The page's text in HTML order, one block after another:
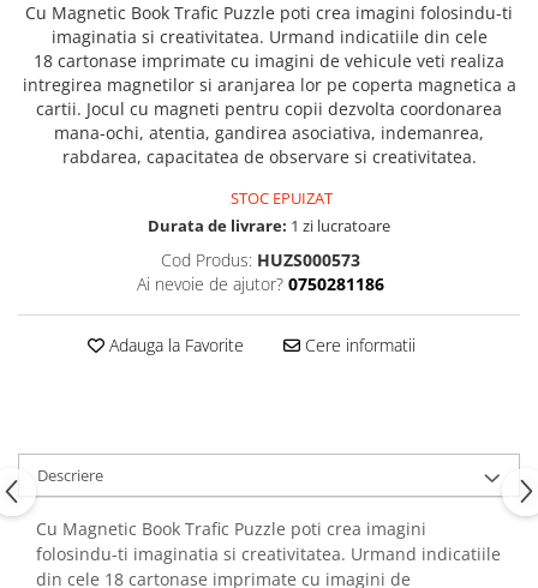
Cu Magnetic Book Trafic Puzzle poti crea imagini folosindu-ti
imaginatia si creativitatea. Urmand indicatiile din cele
18 cartonase imprimate cu imagini de vehicule veti realiza
intregirea magnetilor si aranjarea lor pe coperta magnetica a
cartii. Jocul cu magneti pentru copii dezvolta coordonarea
mana-ochi, atentia, gandirea asociativa, indemanrea,
rabdarea, capacitatea de observare si creativitatea.
STOC EPUIZAT
Durata de livrare: 1 zi lucratoare
Cod Produs: HUZS000573
Ai nevoie de ajutor? 0750281186
Adauga la Favorite Cere informatii
Descriere
Cu Magnetic Book Trafic Puzzle poti crea imagini
folosindu-ti imaginatia si creativitatea. Urmand indicatiile
din cele 18 cartonase imprimate cu imagini de